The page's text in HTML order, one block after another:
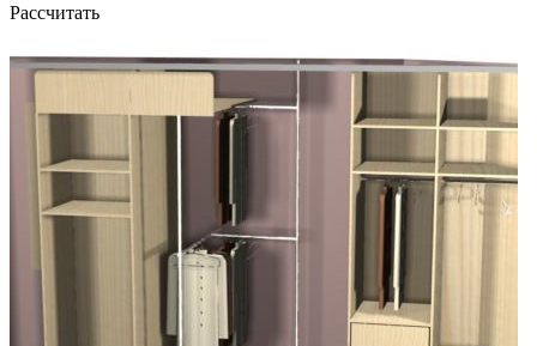
Рассчитать